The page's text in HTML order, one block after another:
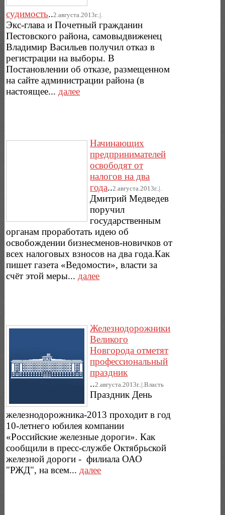
судимость..2.августа.2013г..|.
Экс-глава и Почетный гражданин
Пестовского района, самовыдвиженец
Владимир Васильев получил отказ в
регистрации на выборы. В
Постановлении об отказе, размещенном
на сайте администрации района (в
настоящее... далее
Начинающих
предпринимателей
освободят от
налогов на два
года..2.августа.2013г..|.
Дмитрий Медведев
поручил
государственным
органам проработать идею об
освобождении бизнесменов-новичков от
всех налоговых взносов на два года.Как
пишет газета «Ведомости», власти за
счёт этой меры...далее
Железнодорожники
Великого
Новгорода отметят
профессиональный
праздник
..2.августа.2013г..|.Власть
Праздник День
железнодорожника-2013 проходит в год
10-летнего юбилея компании
«Российские железные дороги». Как
сообщили в пресс-службе Октябрьской
железной дороги - филиала ОАО
"РЖД", на всем... далее